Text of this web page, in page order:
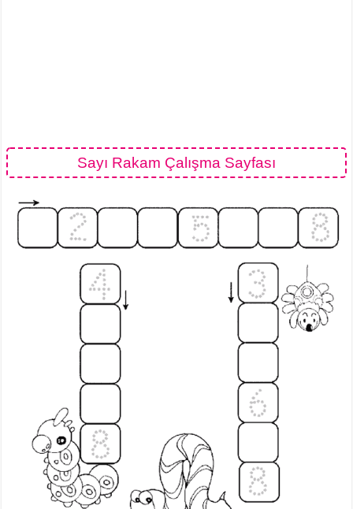
Sayı Rakam Çalışma Sayfası